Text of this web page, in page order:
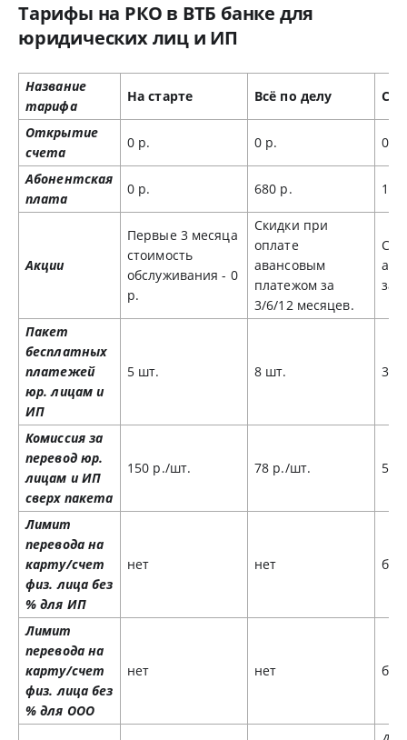
Тарифы на РКО в ВТБ банке для
юридических лиц и ИП
Название
тарифа
На старте Всё по делу
Открытие
счета
0 р. 0 р. 0 р.
Абонентская
плата
0 р. 680 р.
Акции
Первые 3 месяца
стоимость
обслуживания - 0
р.
Скидки при
оплате
авансовым
платежом за
3/6/12 месяцев.
за
Пакет
бесплатных
платежей
юр. лицам и
ИП
5 шт. 8 шт. 30
Комиссия за
перевод юр.
лицам и ИП
сверх пакета
150 р./шт. 78 р./шт. 50
Лимит
перевода на
карту/счет
физ. лица без
% для ИП
нет нет
Лимит
перевода на
карту/счет
физ. лица без
% для ООО
нет нет